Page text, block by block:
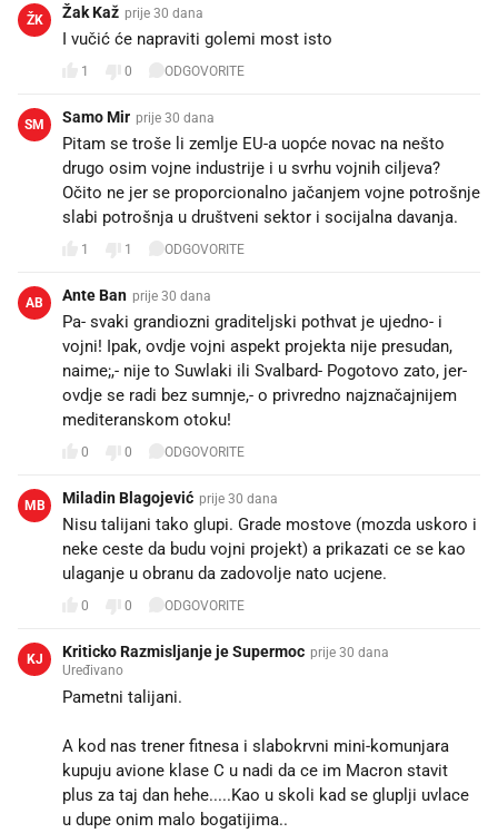
ŽK Žak Kaž prije 30 dana
I vučić će napraviti golemi most isto
1 0 ODGOVORITE
SM Samo Mir prije 30 dana
Pitam se troše li zemlje EU-a uopće novac na nešto
drugo osim vojne industrije i u svrhu vojnih ciljeva?
Očito ne jer se proporcionalno jačanjem vojne potrošnje
slabi potrošnja u društveni sektor i socijalna davanja.
1 1 ODGOVORITE
AB Ante Ban prije 30 dana
Pa- svaki grandiozni graditeljski pothvat je ujedno- i
vojni! Ipak, ovdje vojni aspekt projekta nije presudan,
naime;,- nije to Suwlaki ili Svalbard- Pogotovo zato, jer-
ovdje se radi bez sumnje,- o privredno najznačajnijem
mediteranskom otoku!
0 0 ODGOVORITE
MB Miladin Blagojević prije 30 dana
Nisu talijani tako glupi. Grade mostove (mozda uskoro i
neke ceste da budu vojni projekt) a prikazati ce se kao
ulaganje u obranu da zadovolje nato ucjene.
0 0 ODGOVORITE
KJ Kriticko Razmisljanje je Supermoc prije 30 dana
Uređivano
Pametni talijani.
A kod nas trener fitnesa i slabokrvni mini-komunjara
kupuju avione klase C u nadi da ce im Macron stavit
plus za taj dan hehe.....Kao u skoli kad se gluplji uvlace
u dupe onim malo bogatijima..